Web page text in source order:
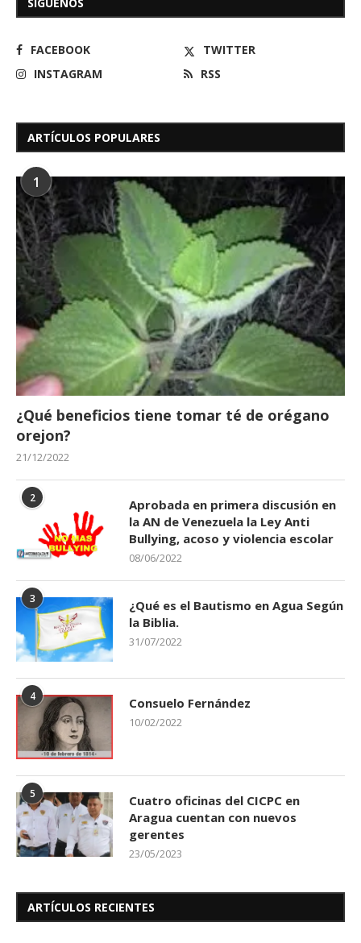
SÍGUENOS
FACEBOOK
TWITTER
INSTAGRAM
RSS
ARTÍCULOS POPULARES
1
¿Qué beneficios tiene tomar té de orégano
orejon?
21/12/2022
2
Aprobada en primera discusión en
la AN de Venezuela la Ley Anti
Bullying, acoso y violencia escolar
08/06/2022
3
¿Qué es el Bautismo en Agua Según
la Biblia.
31/07/2022
4 Consuelo Fernández
10/02/2022
5
Cuatro oficinas del CICPC en
Aragua cuentan con nuevos
gerentes
23/05/2023
ARTÍCULOS RECIENTES